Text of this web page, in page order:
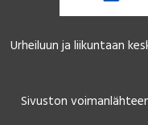
Urheiluun ja liikuntaan
Sivuston